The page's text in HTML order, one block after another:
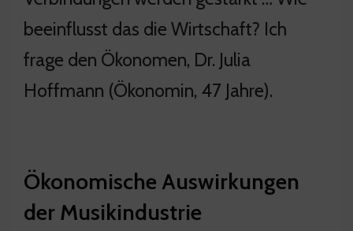
beeinflusst das die Wirtschaft? Ich
frage den Ökonomen, Dr. Julia
Hoffmann (Ökonomin, 47 Jahre).
Ökonomische Auswirkungen
der Musikindustrie